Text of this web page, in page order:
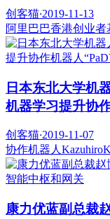
创客猫·2019-11-13
阿里巴巴香港创业者
日本东北大学机
机器学习提升协
创客猫·2019-11-07
协作机器人
康力优蓝副总裁